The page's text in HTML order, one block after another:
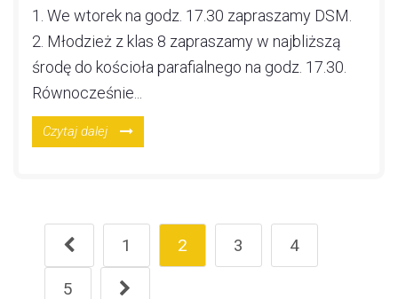
1. We wtorek na godz. 17.30 zapraszamy DSM.
2. Młodzież z klas 8 zapraszamy w najbliższą
środę do kościoła parafialnego na godz. 17.30.
Równocześnie...
Czytaj dalej
1 2 3 4
5